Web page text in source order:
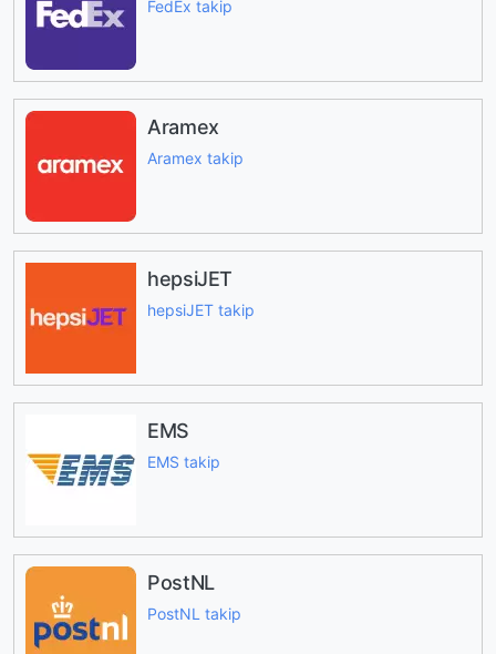
FedEx takip
Aramex
Aramex takip
hepsiJET
hepsiJET takip
EMS
EMS takip
PostNL
PostNL takip